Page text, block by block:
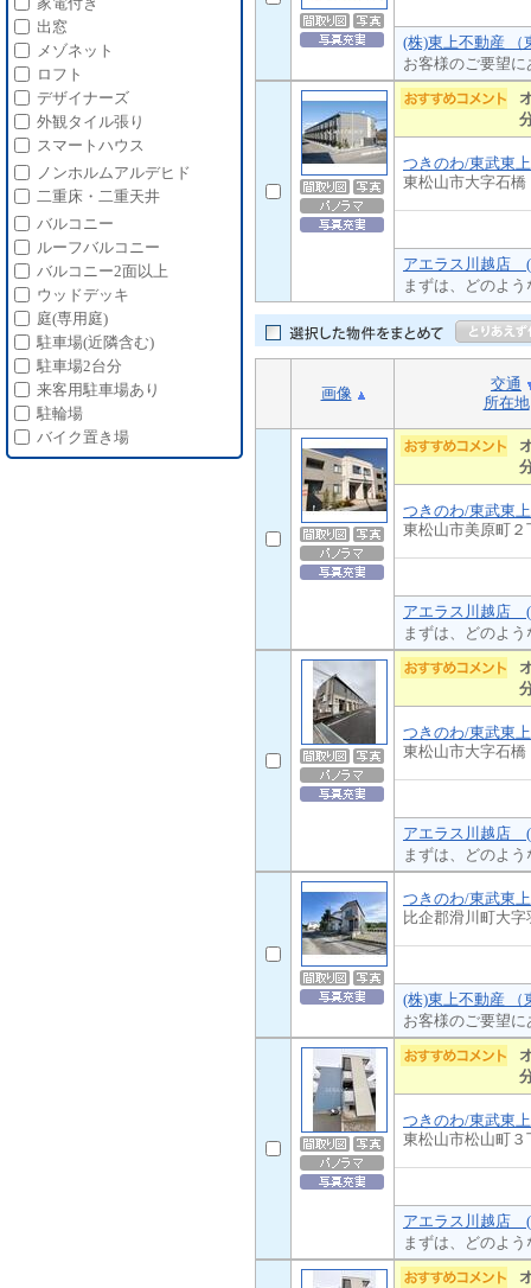
(株)東上不動産 （
お客様のご要望
つきのわ/東武東
東松山市大字石橋
アエラス川越店 (
まずは、どのよ
画像
交通
所在地
つきのわ/東武東
東松山市美原町２
アエラス川越店 (
まずは、どのよ
つきのわ/東武東
東松山市大字石橋
アエラス川越店 (
まずは、どのよ
つきのわ/東武東
比企郡滑川町大字
(株)東上不動産 （
お客様のご要望
つきのわ/東武東
東松山市松山町３
アエラス川越店 (
まずは、どのよ
出窓
メゾネット
ロフト
デザイナーズ
外観タイル張り
スマートハウス
ノンホルムアルデヒド
二重床・二重天井
バルコニー
ルーフバルコニー
バルコニー2面以上
ウッドデッキ
庭(専用庭)
駐車場(近隣含む)
駐車場2台分
来客用駐車場あり
駐輪場
バイク置き場